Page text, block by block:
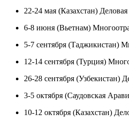
22-24 мая (Казахстан)
6-8 июня (Вьетнам)
5-7 сентября (Таджикистан)
12-14 сентября (Турция)
26-28 сентября (Узбекистан)
3-5 октября (Саудовская
10-12 октября (Казахстан)